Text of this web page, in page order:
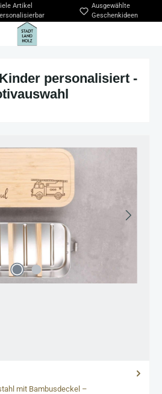
Artikel
Ausgewählte
Geschenkideen
personalisiert -
mit Bambusdeckel –